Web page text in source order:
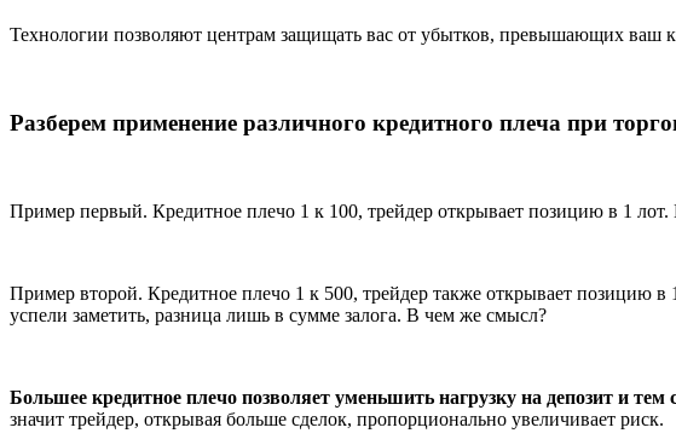
Технологии позволяют центрам защищать вас от убытков, превышающих ваш
Разберем применение различного кредитного плеча при
Пример первый. Кредитное плечо 1 к 100, трейдер открывает позицию в 1
Пример второй. Кредитное плечо 1 к 500, трейдер также открывает позицию
успели заметить, разница лишь в сумме залога. В чем же смысл?
Большее кредитное плечо позволяет уменьшить нагрузку на депозит и
значит трейдер, открывая больше сделок, пропорционально увеличивает риск.